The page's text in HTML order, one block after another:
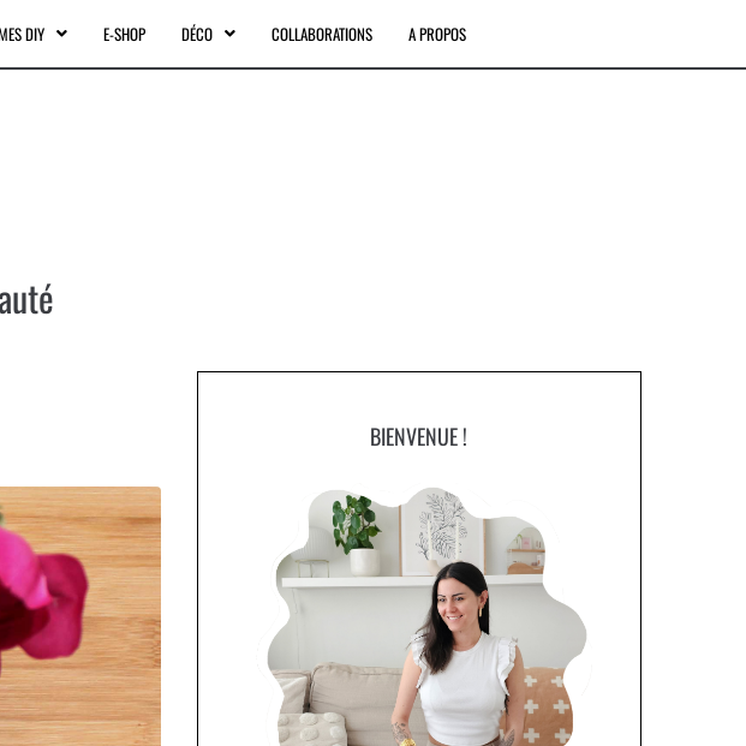
DIY E-SHOP DÉCO COLLABORATIONS A PROPOS
BIENVENUE !